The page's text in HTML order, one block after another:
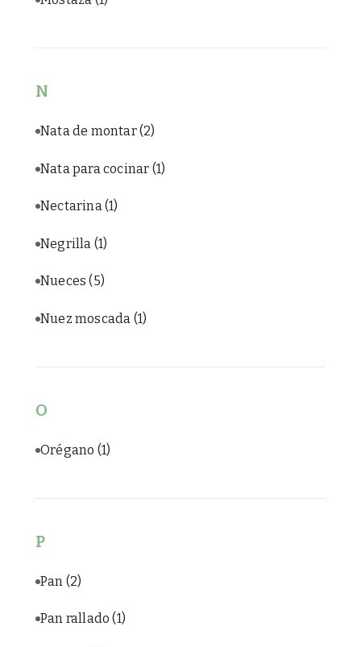
N
Nata de montar(2)
Nata para cocinar (1)
Nectarina(1)
Negrilla (1)
Nueces(5)
Nuez moscada (1)
O
Orégano (1)
P
Pan (2)
Pan rallado(1)